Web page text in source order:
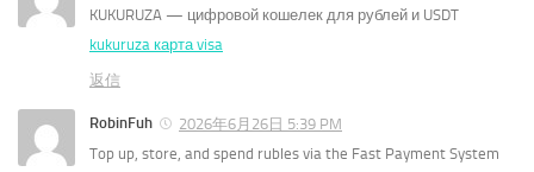
KUKURUZA — цифровой кошелек для рублей и USDT
kukuruza карта visa
返信
RobinFuh
2026年6月26日 5:39 PM
Top up, store, and spend rubles via the Fast Payment System